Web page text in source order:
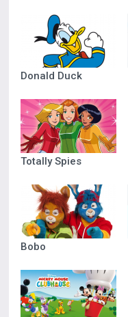
Donald Duck
Totally Spies
Bobo